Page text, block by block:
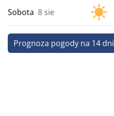
Sobota 8 sie
Prognoza pogody na 14 dni